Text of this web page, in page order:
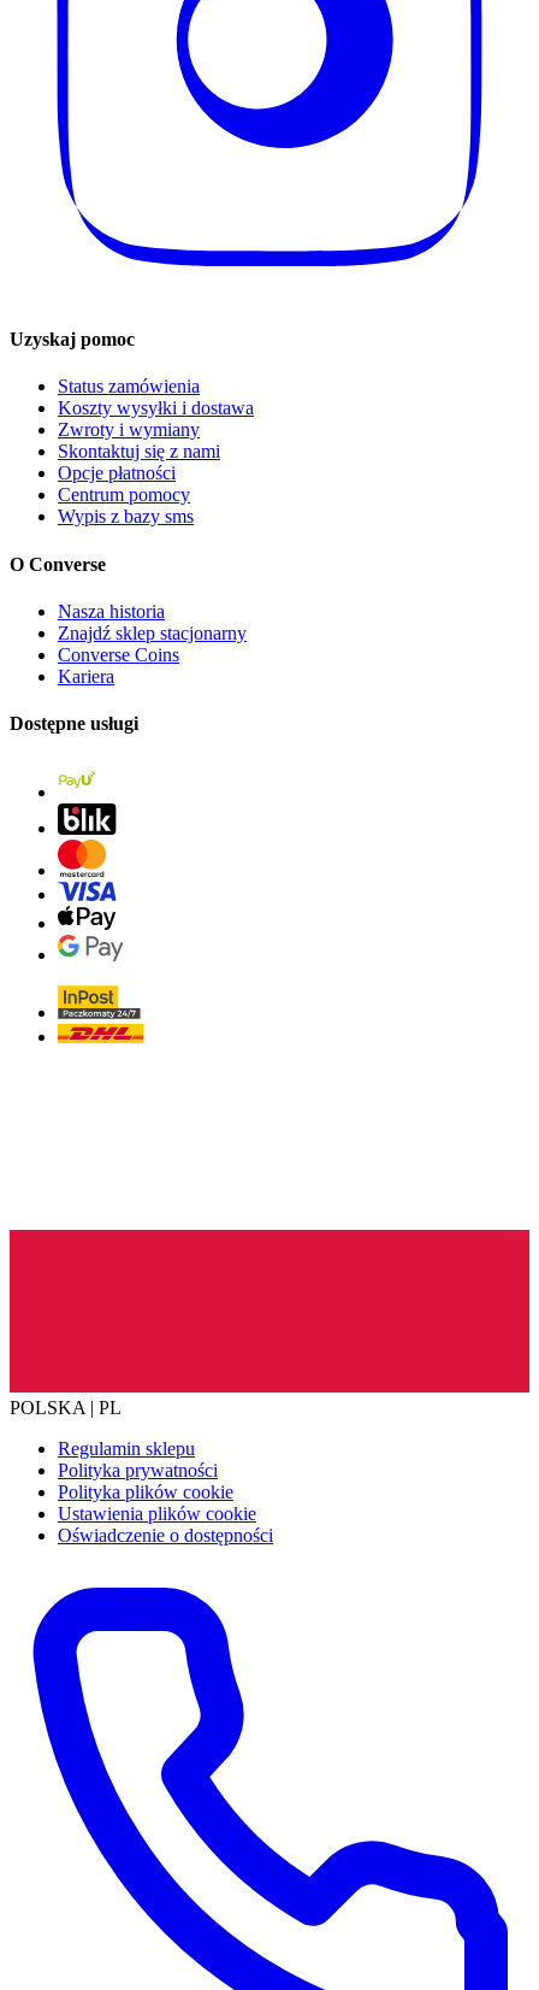
Uzyskaj pomoc
Status zamówienia
Koszty wysyłki i dostawa
Zwroty i wymiany
Skontaktuj się z nami
Opcje płatności
Centrum pomocy
Wypis z bazy sms
O Converse
Nasza historia
Znajdź sklep stacjonarny
Converse Coins
Kariera
Dostępne usługi
POLSKA | PL
Regulamin sklepu
Polityka prywatności
Polityka plików cookie
Ustawienia plików cookie
Oświadczenie o dostępności